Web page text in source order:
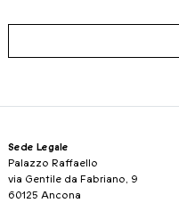
Sede Legale
Palazzo Raffaello
via Gentile da Fabriano, 9
60125 Ancona